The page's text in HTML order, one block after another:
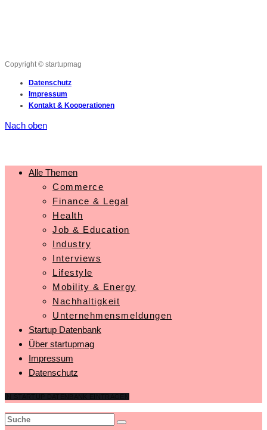
Copyright © startupmag
Datenschutz
Impressum
Kontakt & Kooperationen
Nach oben
Alle Themen
Commerce
Finance & Legal
Health
Job & Education
Industry
Interviews
Lifestyle
Mobility & Energy
Nachhaltigkeit
Unternehmensmeldungen
Startup Datenbank
Über startupmag
Impressum
Datenschutz